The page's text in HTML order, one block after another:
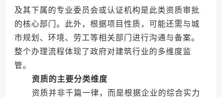
及其下属的专业委员会或认证机构是此类资质审批
的核心部门。此外，根据项目性质，可能还需与城
市规划、环境、劳工等相关部门进行沟通与备案。
整个办理流程体现了政府对建筑行业的多维度监
管。
资质的主要分类维度
资质并非千篇一律，而是根据企业的综合实力